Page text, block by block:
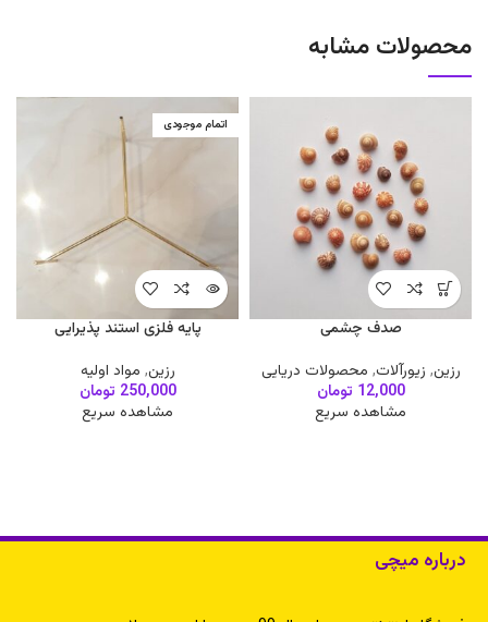
محصولات مشابه
صدف چشمی
رزین, زیورآلات, محصولات دریایی
12,000 تومان
مشاهده سریع
اتمام موجودی
پایه فلزی استند پذیرایی
رزین, مواد اولیه
250,000 تومان
مشاهده سریع
درباره میچی